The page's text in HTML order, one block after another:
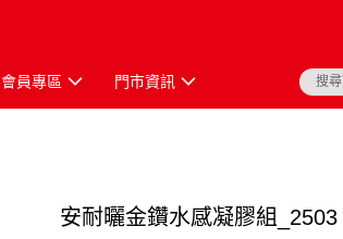
會員專區 門市資訊
安耐曬金鑽水感凝膠組_2503